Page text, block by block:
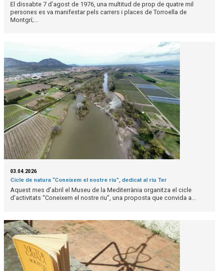
El dissabte 7 d’agost de 1976, una multitud de prop de quatre mil
persones es va manifestar pels carrers i places de Torroella de
Montgrí;...
03.04.2026
Cicle de natura “Coneixem el nostre riu”, dedicat al riu Ter
Aquest mes d’abril el Museu de la Mediterrània organitza el cicle
d’activitats “Coneixem el nostre riu”, una proposta que convida a...